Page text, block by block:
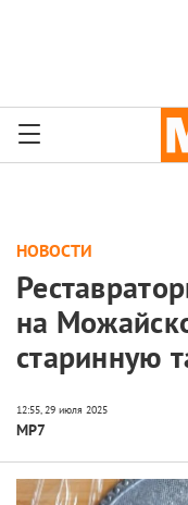
НОВОСТИ
на
старинную
МР7